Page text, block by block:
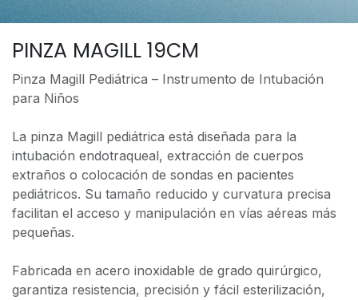
PINZA MAGILL 19CM
Pinza Magill Pediátrica – Instrumento de Intubación
para Niños
La pinza Magill pediátrica está diseñada para la
intubación endotraqueal, extracción de cuerpos
extraños o colocación de sondas en pacientes
pediátricos. Su tamaño reducido y curvatura precisa
facilitan el acceso y manipulación en vías aéreas más
pequeñas.
Fabricada en acero inoxidable de grado quirúrgico,
garantiza resistencia, precisión y fácil esterilización,